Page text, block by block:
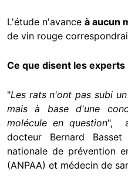
L'étude n'avance à aucun
de vin rouge
Ce que disent les experts
"Les rats n'ont pas subi
mais à base d'une
molécule en question", a
docteur Bernard
nationale de prévention
(ANPAA) et médecin de